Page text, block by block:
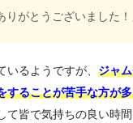
りがとうございました！
るようですが、 ジャ
することが苦手な方が
て皆で気持ちの良い時